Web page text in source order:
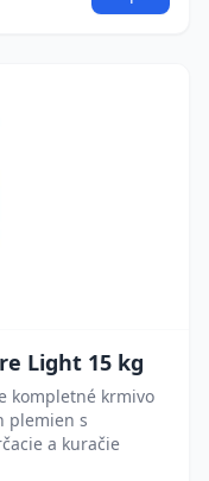
Light 15 kg
kompletné krmivo
plemien s
a kuračie